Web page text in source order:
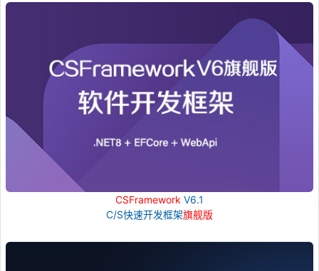
CSFramework V6.1
C/S快速开发框架旗舰版